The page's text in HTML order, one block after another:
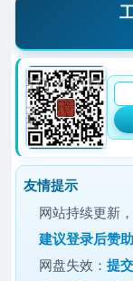
友情提示
网站持续更新
建议登录后赞助
网盘失效：提